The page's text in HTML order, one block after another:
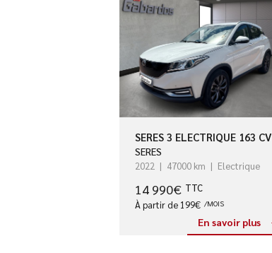
SERES 3 ELECTRIQUE 163 CV
SERES
2022 47000 km Electrique
14 990€ TTC
À partir de 199€ /MOIS
En savoir plus